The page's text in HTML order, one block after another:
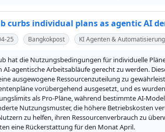
curbs individual plans as agentic AI
25 Bangkokpost KI Agenten & Automatisierung
hat die Nutzungsbedingungen für individuelle
AI-agentische Arbeitsabläufe gerecht zu werden.
ausgewogene Ressourcenzuteilung zu
vorübergehend ausgesetzt, und es
als Pro-Pläne, während bestimmte AI-
Nutzungsmuster, die höhere Betriebskosten
zu helfen, ihren Ressourcenverbrauch zu
eine Rückerstattung für den Monat April.